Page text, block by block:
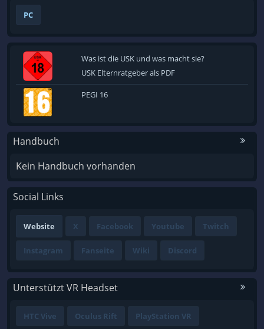
PC
Was ist die USK und was macht sie?
USK Elternratgeber als PDF
PEGI 16
Handbuch
Kein Handbuch vorhanden
Social Links
Website X Facebook Youtube Twitch
Instagram Fanseite Wiki Discord
Unterstützt VR Headset
HTC Vive Oculus Rift PlayStation VR